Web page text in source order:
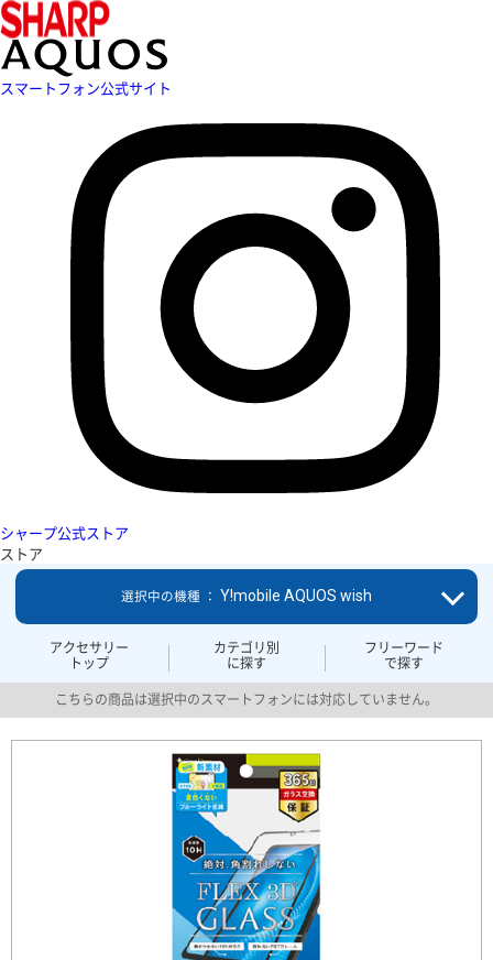
スマートフォン公式サイト
シャープ公式ストア
ストア
アクセサリー
トップ
カテゴリ別
に探す
フリーワード
で探す
選択中の機種 ： Y!mobile AQUOS wish
こちらの商品は選択中のスマートフォンには対応していません。